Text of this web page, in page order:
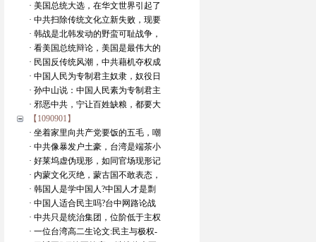
· 美国总统大选，在华文世界引起了
· 中共扫除传统文化立新失败，现要
· 韩战是北韩发动的野蛮可耻战争，
· 看美国总统辩论，美国是最伟大的
· 民国反传统风潮，中共藉机夺权成
· 中国人民为专制君主奴隶，奴役日
· 孙中山说：中国人民素为专制君主
· 邪恶中共，宁让百姓缺粮，都要大
【1090901】
· 坐着家里向共产党要饭的五毛，嘲
· 中共像暴发户土豪，台湾是端茶小
· 好莱坞虚伪现形，如同官场现形记
· 内蒙文化灭绝，蒙古国不敢表态，
· 韩国人是学中国人?中国人才是剽
· 中国人适合民主吗?台中网路论战
· 中共只是统治集团，位阶低于主权
· 一位台湾高二生论文:民主与极权-